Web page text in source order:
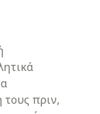
πριν,